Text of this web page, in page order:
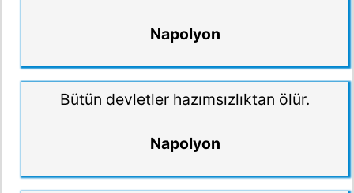
Napolyon
Bütün devletler hazımsızlıktan ölür.
Napolyon